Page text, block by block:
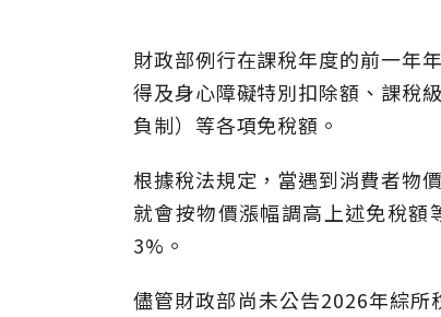
財政部例行在課稅年度的前一年
得及身心障礙特別扣除額、課稅
負制）等各項免稅額。
根據稅法規定，當遇到消費者物
就會按物價漲幅調高上述免稅
3%。
儘管財政部尚未公告2026年綜